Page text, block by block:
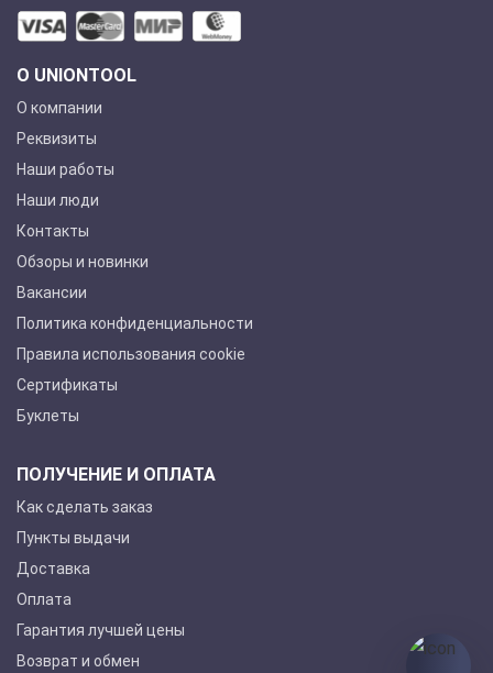
О UNIONTOOL
О компании
Реквизиты
Наши работы
Наши люди
Контакты
Обзоры и новинки
Вакансии
Политика конфиденциальности
Правила использования cookie
Сертификаты
Буклеты
ПОЛУЧЕНИЕ И ОПЛАТА
Как сделать заказ
Пункты выдачи
Доставка
Оплата
Гарантия лучшей цены
Возврат и обмен